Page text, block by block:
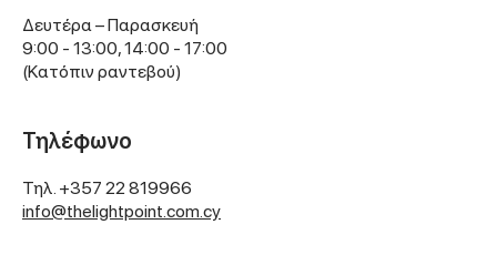
Δευτέρα – Παρασκευή
9:00 - 13:00, 14:00 - 17:00
(Kατόπιν ραντεβού)
Τηλέφωνο
Τηλ. +357 22 819966
info@thelightpoint.com.cy